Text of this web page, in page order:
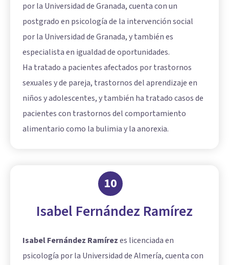
por la Universidad de Granada, cuenta con un
postgrado en psicología de la intervención social
por la Universidad de Granada, y también es
especialista en igualdad de oportunidades.
Ha tratado a pacientes afectados por trastornos
sexuales y de pareja, trastornos del aprendizaje en
niños y adolescentes, y también ha tratado casos de
pacientes con trastornos del comportamiento
alimentario como la bulimia y la anorexia.
10
Isabel Fernández Ramírez
Isabel Fernández Ramírezes licenciada en
psicología por la Universidad de Almería, cuenta con